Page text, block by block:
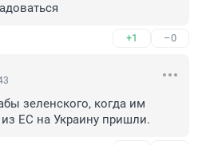
+1 –0
зеленского, когда им
ЕС на Украину пришли.